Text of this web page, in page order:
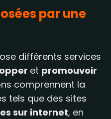
par une
différents services
et promouvoir
comprennent la
tels que des sites
sur internet, en